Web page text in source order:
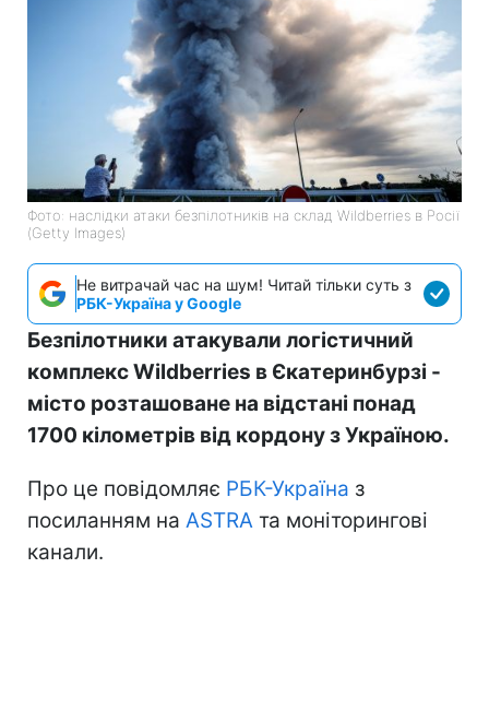
Фото: наслідки атаки безпілотників на склад Wildberries в Росії
(Getty Images)
Не витрачай час на шум! Читай тільки суть з
РБК-Україна у Google
Безпілотники атакували логістичний
комплекс Wildberries в Єкатеринбурзі -
місто розташоване на відстані понад
1700 кілометрів від кордону з Україною.
Про це повідомляє РБК-Україна з
посиланням на ASTRA та моніторингові
канали.